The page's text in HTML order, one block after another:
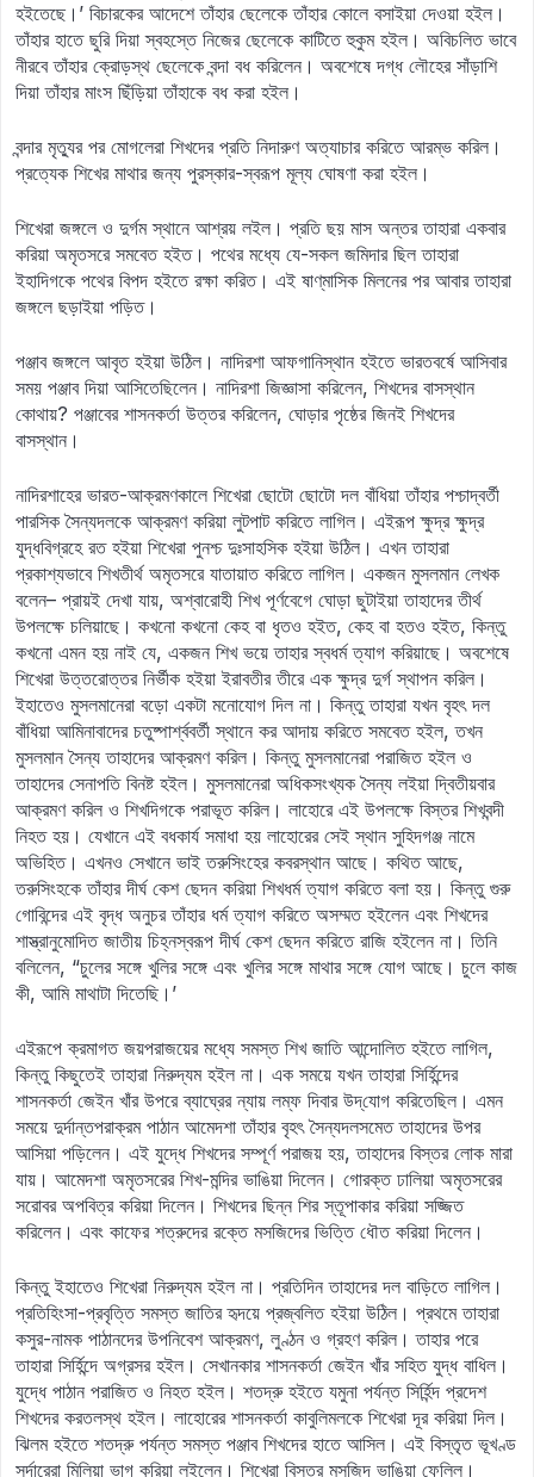
হইতেছে।’ বিচারকের আদেশে তাঁহার ছেলেকে তাঁহার কোলে বসাইয়া দেওয়া হইল।
তাঁহার হাতে ছুরি দিয়া স্বহস্তে নিজের ছেলেকে কাটিতে হুকুম হইল। অবিচলিত ভাবে
নীরবে তাঁহার ক্রোড়স্থ ছেলেকে বন্দা বধ করিলেন। অবশেষে দগ্ধ লৌহের সাঁড়াশি
দিয়া তাঁহার মাংস ছিঁড়িয়া তাঁহাকে বধ করা হইল।
বন্দার মৃত্যুর পর মোগলেরা শিখদের প্রতি নিদারুণ অত্যাচার করিতে আরম্ভ করিল।
প্রত্যেক শিখের মাথার জন্য পুরস্কার-স্বরূপ মূল্য ঘোষণা করা হইল।
শিখেরা জঙ্গলে ও দুর্গম স্থানে আশ্রয় লইল। প্রতি ছয় মাস অন্তর তাহারা একবার
করিয়া অমৃতসরে সমবেত হইত। পথের মধ্যে যে-সকল জমিদার ছিল তাহারা
ইহাদিগকে পথের বিপদ হইতে রক্ষা করিত। এই ষাণ্‌মাসিক মিলনের পর আবার তাহারা
জঙ্গলে ছড়াইয়া পড়িত।
পঞ্জাব জঙ্গলে আবৃত হইয়া উঠিল। নাদিরশা আফগানিস্থান হইতে ভারতবর্ষে আসিবার
সময় পঞ্জাব দিয়া আসিতেছিলেন। নাদিরশা জিজ্ঞাসা করিলেন, শিখদের বাসস্থান
কোথায়? পঞ্জাবের শাসনকর্তা উত্তর করিলেন, ঘোড়ার পৃষ্ঠের জিনই শিখদের
বাসস্থান।
নাদিরশাহের ভারত-আক্রমণকালে শিখেরা ছোটো ছোটো দল বাঁধিয়া তাঁহার পশ্চাদ্‌বর্তী
পারসিক সৈন্যদলকে আক্রমণ করিয়া লুটপাট করিতে লাগিল। এইরূপ ক্ষুদ্র ক্ষুদ্র
যুদ্ধবিগ্রহে রত হইয়া শিখেরা পুনশ্চ দুঃসাহসিক হইয়া উঠিল। এখন তাহারা
প্রকাশ্যভাবে শিখতীর্থ অমৃতসরে যাতায়াত করিতে লাগিল। একজন মুসলমান লেখক
বলেন– প্রায়ই দেখা যায়, অশ্বারোহী শিখ পূর্ণবেগে ঘোড়া ছুটাইয়া তাহাদের তীর্থ
উপলক্ষে চলিয়াছে। কখনো কখনো কেহ বা ধৃতও হইত, কেহ বা হতও হইত, কিন্তু
কখনো এমন হয় নাই যে, একজন শিখ ভয়ে তাহার স্বধর্ম ত্যাগ করিয়াছে। অবশেষে
শিখেরা উত্তরোত্তর নির্ভীক হইয়া ইরাবতীর তীরে এক ক্ষুদ্র দুর্গ স্থাপন করিল।
ইহাতেও মুসলমানেরা বড়ো একটা মনোযোগ দিল না। কিন্তু তাহারা যখন বৃহৎ দল
বাঁধিয়া আমিনাবাদের চতুষ্পার্শ্ববর্তী স্থানে কর আদায় করিতে সমবেত হইল, তখন
মুসলমান সৈন্য তাহাদের আক্রমণ করিল। কিন্তু মুসলমানেরা পরাজিত হইল ও
তাহাদের সেনাপতি বিনষ্ট হইল। মুসলমানেরা অধিকসংখ্যক সৈন্য লইয়া দ্বিতীয়বার
আক্রমণ করিল ও শিখদিগকে পরাভূত করিল। লাহোরে এই উপলক্ষে বিস্তর শিখবন্দী
নিহত হয়। যেখানে এই বধকার্য সমাধা হয় লাহোরের সেই স্থান সুহিদগঞ্জ নামে
অভিহিত। এখনও সেখানে ভাই তরুসিংহের কবরস্থান আছে। কথিত আছে,
তরুসিংহকে তাঁহার দীর্ঘ কেশ ছেদন করিয়া শিখধর্ম ত্যাগ করিতে বলা হয়। কিন্তু গুরু
গোবিন্দের এই বৃদ্ধ অনুচর তাঁহার ধর্ম ত্যাগ করিতে অসম্মত হইলেন এবং শিখদের
শাস্ত্রানুমোদিত জাতীয় চিহ্নস্বরূপ দীর্ঘ কেশ ছেদন করিতে রাজি হইলেন না। তিনি
বলিলেন, “চুলের সঙ্গে খুলির সঙ্গে এবং খুলির সঙ্গে মাথার সঙ্গে যোগ আছে। চুলে কাজ
কী, আমি মাথাটা দিতেছি।’
এইরূপে ক্রমাগত জয়পরাজয়ের মধ্যে সমস্ত শিখ জাতি আন্দোলিত হইতে লাগিল,
কিন্তু কিছুতেই তাহারা নিরুদ্যম হইল না। এক সময়ে যখন তাহারা সির্হিন্দের
শাসনকর্তা জেইন খাঁর উপরে ব্যাঘ্রের ন্যায় লম্ফ দিবার উদ্‌যোগ করিতেছিল। এমন
সময়ে দুর্দান্তপরাক্রম পাঠান আমেদশা তাঁহার বৃহৎ সৈন্যদলসমেত তাহাদের উপর
আসিয়া পড়িলেন। এই যুদ্ধে শিখদের সম্পূর্ণ পরাজয় হয়, তাহাদের বিস্তর লোক মারা
যায়। আমেদশা অমৃতসরের শিখ-মন্দির ভাঙিয়া দিলেন। গোরক্ত ঢালিয়া অমৃতসরের
সরোবর অপবিত্র করিয়া দিলেন। শিখদের ছিন্ন শির স্তূপাকার করিয়া সজ্জিত
করিলেন। এবং কাফের শত্রুদের রক্তে মসজিদের ভিত্তি ধৌত করিয়া দিলেন।
কিন্তু ইহাতেও শিখেরা নিরুদ্যম হইল না। প্রতিদিন তাহাদের দল বাড়িতে লাগিল।
প্রতিহিংসা-প্রবৃত্তি সমস্ত জাতির হৃদয়ে প্রজ্বলিত হইয়া উঠিল। প্রথমে তাহারা
কসুর-নামক পাঠানদের উপনিবেশ আক্রমণ, লুণ্ঠন ও গ্রহণ করিল। তাহার পরে
তাহারা সির্হিন্দে অগ্রসর হইল। সেখানকার শাসনকর্তা জেইন খাঁর সহিত যুদ্ধ বাধিল।
যুদ্ধে পাঠান পরাজিত ও নিহত হইল। শতদ্রু হইতে যমুনা পর্যন্ত সির্হিন্দ প্রদেশ
শিখদের করতলস্থ হইল। লাহোরের শাসনকর্তা কাবুলিমলকে শিখেরা দূর করিয়া দিল।
ঝিলম হইতে শতদ্রু পর্যন্ত সমস্ত পঞ্জাব শিখদের হাতে আসিল। এই বিস্তৃত ভূখণ্ড
সর্দারেরা মিলিয়া ভাগ করিয়া লইলেন। শিখেরা বিস্তর মসজিদ ভাঙিয়া ফেলিল।